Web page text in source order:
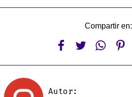
Compartir en:
   
Autor: